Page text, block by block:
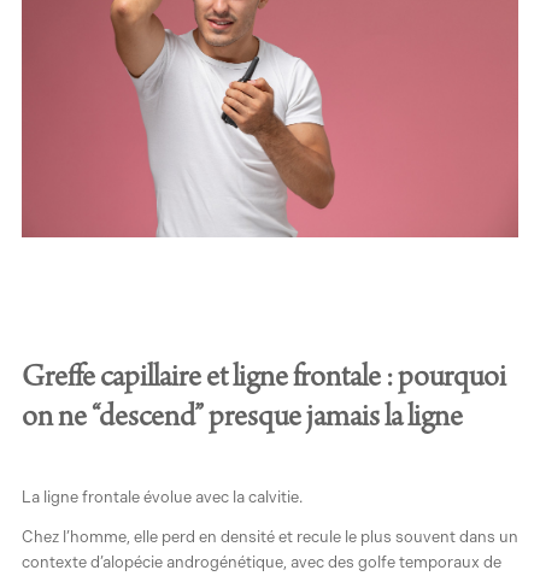
Greffe capillaire et ligne frontale : pourquoi
on ne “descend” presque jamais la ligne
La ligne frontale évolue avec la calvitie.
Chez l’homme, elle perd en densité et recule le plus souvent dans un
contexte d’alopécie androgénétique, avec des golfe temporaux de